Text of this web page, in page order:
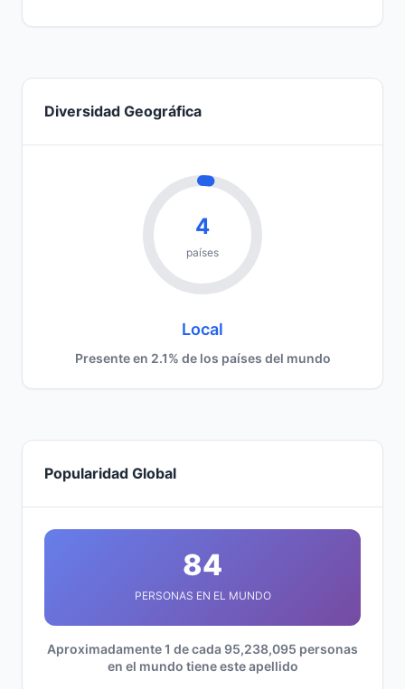
Diversidad Geográfica
4
países
Local
Presente en 2.1% de los países del mundo
Popularidad Global
84
PERSONAS EN EL MUNDO
Aproximadamente 1 de cada 95,238,095 personas
en el mundo tiene este apellido